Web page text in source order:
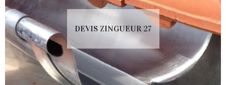
DEVIS ZINGUEUR 27